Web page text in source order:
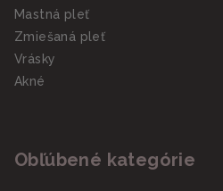
Mastná pleť
Zmiešaná pleť
Vrásky
Akné
Obľúbené kategórie